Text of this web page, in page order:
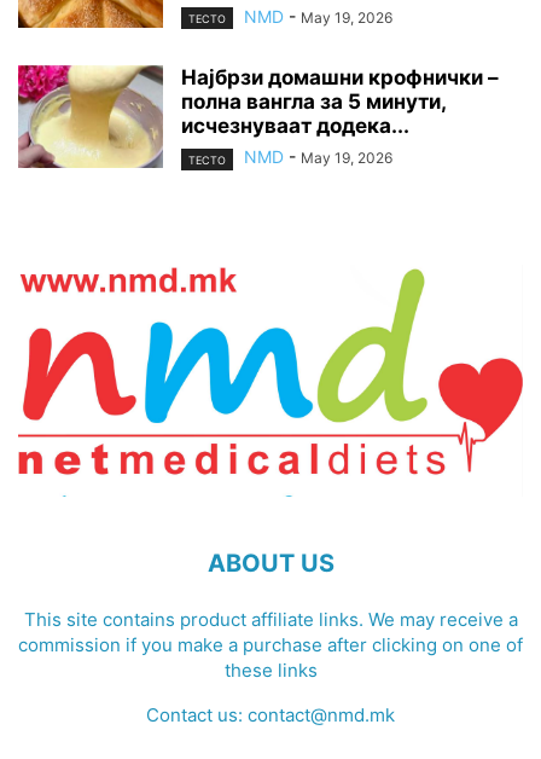
ТЕСТО NMD - May 19, 2026
Најбрзи домашни крофнички –
полна вангла за 5 минути,
исчезнуваат додека...
ТЕСТО NMD - May 19, 2026
ABOUT US
This site contains product affiliate links. We may receive a
commission if you make a purchase after clicking on one of
these links
Contact us: contact@nmd.mk